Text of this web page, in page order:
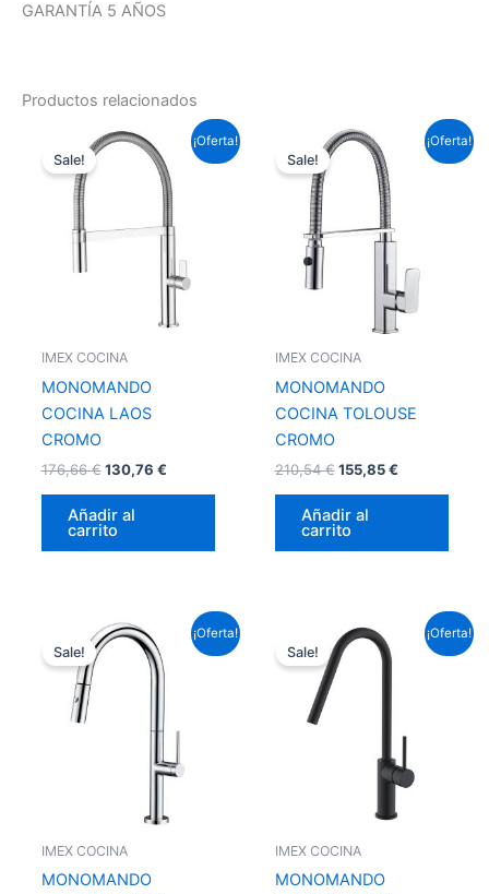
GARANTÍA 5 AÑOS
Productos relacionados
¡Oferta!
Sale!
IMEX COCINA
MONOMANDO
COCINA LAOS
CROMO
176,66€
El
precio
original
176,66 €.
130,76 €
precio
actual
es:
130,76 €.
Añadir al
carrito
¡Oferta!
Sale!
IMEX COCINA
MONOMANDO
COCINA TOLOUSE
CROMO
210,54€
El
precio
original
210,54 €.
155,85€
precio
Añadir al
carrito
¡Oferta!
Sale!
IMEX COCINA
MONOMANDO
El
precio
original
precio
actual
¡Oferta!
Sale!
IMEX COCINA
MONOMANDO
precio
original
precio
actual